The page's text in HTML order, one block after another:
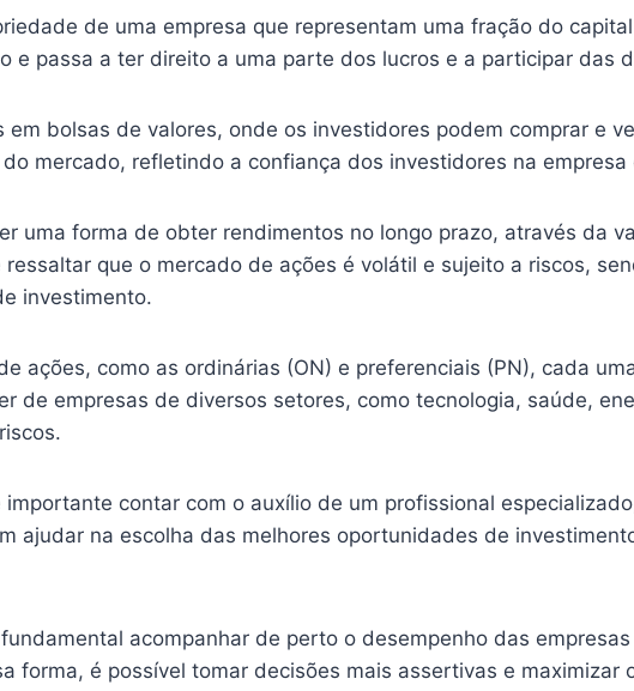
de uma empresa que representam uma fração do
e passa a ter direito a uma parte dos lucros e a participar das
em bolsas de valores, onde os investidores podem comprar e
mercado, refletindo a confiança dos investidores na
uma forma de obter rendimentos no longo prazo, através da
que o mercado de ações é volátil e sujeito a riscos,
investimento.
ações, como as ordinárias (ON) e preferenciais (PN), cada
de empresas de diversos setores, como tecnologia, saúde,
importante contar com o auxílio de um profissional
ajudar na escolha das melhores oportunidades de
acompanhar de perto o desempenho das
forma, é possível tomar decisões mais assertivas e maximizar